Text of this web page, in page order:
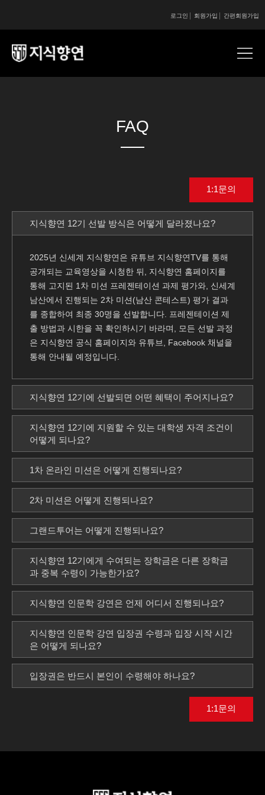
간편회원가입
회원가입
로그인
FAQ
1:1문의
지식향연 12기 선발 방식은 어떻게 달라졌나요?
2025년 신세계 지식향연은 유튜브 지식향연TV를 통해
공개되는 교육영상을 시청한 뒤, 지식향연 홈페이지를
통해 고지된 1차 미션 프레젠테이션 과제 평가와, 신세계
남산에서 진행되는 2차 미션(남산 콘테스트) 평가 결과
를 종합하여 최종 30명을 선발합니다. 프레젠테이션 제
출 방법과 시한을 꼭 확인하시기 바라며, 모든 선발 과정
은 지식향연 공식 홈페이지와 유튜브, Facebook 채널을
통해 안내될 예정입니다.
지식향연 12기에 선발되면 어떤 혜택이 주어지나요?
지식향연 12기에 지원할 수 있는 대학생 자격 조건이
어떻게 되나요?
1차 온라인 미션은 어떻게 진행되나요?
2차 미션은 어떻게 진행되나요?
그랜드투어는 어떻게 진행되나요?
지식향연 12기에게 수여되는 장학금은 다른 장학금
과 중복 수령이 가능한가요?
지식향연 인문학 강연은 언제 어디서 진행되나요?
지식향연 인문학 강연 입장권 수령과 입장 시작 시간
은 어떻게 되나요?
입장권은 반드시 본인이 수령해야 하나요?
1:1문의